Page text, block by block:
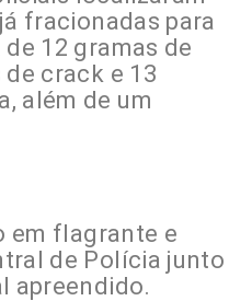
fracionadas para
12 gramas de
crack e 13
além de um
em flagrante e
de Polícia junto
apreendido.